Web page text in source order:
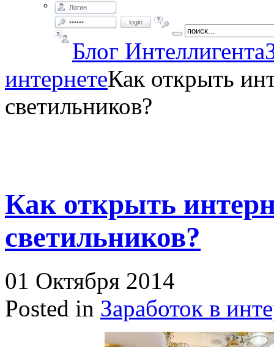
login
Блог Интеллигента
интернетеКак открыть
светильников?
Как открыть
светильников?
01 Октября 2014
Posted in Заработок в